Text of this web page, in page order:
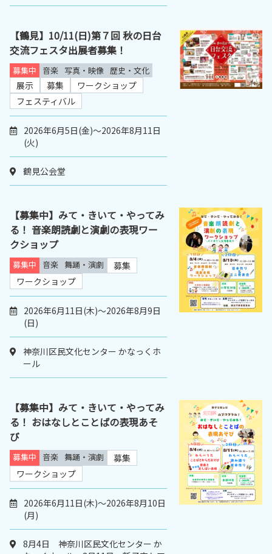
【鶴見】10/11(日)第７回 秋の日台
交流フェスタ出展者募集！
募集中 音楽 写真・映像 歴史・文化
展示 募集
ワークショップ
フェスティバル
2026年6月5日(金)～2026年8月11日
(火)
鶴見公会堂
【募集中】みて・きいて・やってみ
る！ 音楽朗読劇と演劇の表現ワー
クショップ
募集中 音楽 舞踊・演劇
募集
ワークショップ
2026年6月11日(木)～2026年8月9日
(日)
神奈川区民文化センター かなっくホ
ール
【募集中】みて・きいて・やってみ
る！ おはなしとことばの表現あそ
び
募集中 音楽 舞踊・演劇
募集
ワークショップ
2026年6月11日(木)～2026年8月10日
(月)
8月4日 神奈川区民文化センター か